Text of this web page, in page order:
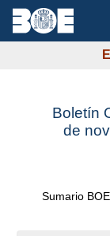
Boletín
de
Sumario